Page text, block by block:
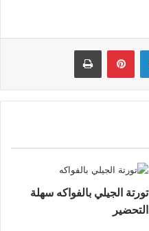
لينكدإن بينتيريست
تورتة الجيلي بالفواكه سهلة
التحضير